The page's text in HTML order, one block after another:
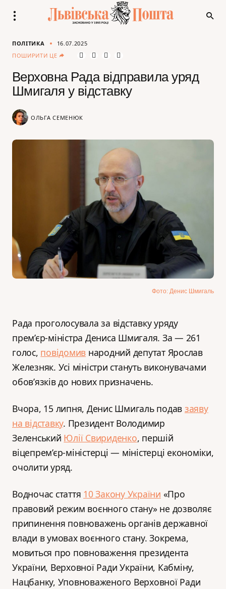
ПОЛІТИКА
16.07.2025
ПОШИРИТИ ЦЕ
Верховна Рада відправила уряд
Шмигаля у відставку
ОЛЬГА СЕМЕНЮК
Фото: Денис Шмигаль
Рада проголосувала за відставку уряду
прем’єр-міністра Дениса Шмигаля. За — 261
голос, повідомив народний депутат Ярослав
Железняк. Усі міністри стануть виконувачами
обов’язків до нових призначень.
Вчора, 15 липня, Денис Шмигаль подав заяву
на відставку. Президент Володимир
Зеленський Юлії Свириденко, першій
віцепрем’єр-міністерці — міністерці економіки,
очолити уряд.
Водночас стаття 10 Закону України «Про
правовий режим воєнного стану» не дозволяє
припинення повноважень органів державної
влади в умовах воєнного стану. Зокрема,
мовиться про повноваження президента
України, Верховної Ради України, Кабміну,
Нацбанку, Уповноваженого Верховної Ради